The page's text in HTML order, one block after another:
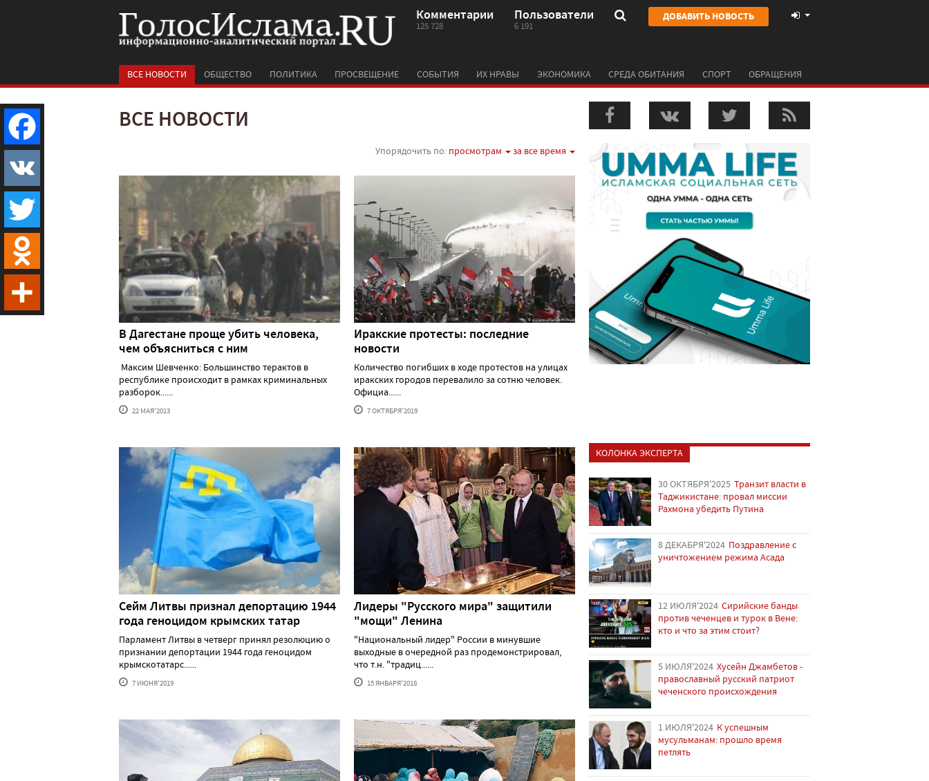
Комментарии
125 728
Пользователи
6 191
ДОБАВИТЬ НОВОСТЬ
ВСЕ НОВОСТИ ОБЩЕСТВО ПОЛИТИКА ПРОСВЕЩЕНИЕ СОБЫТИЯ ИХ НРАВЫ ЭКОНОМИКА СРЕДА ОБИТАНИЯ СПОРТ ОБРАЩЕНИЯ
ВСЕ НОВОСТИ
Упорядочить по: просмотрам за все время
В Дагестане проще убить человека,
чем объясниться с ним
Максим Шевченко: Большинство терактов в
республике происходит в рамках криминальных
разборок......
22 МАЯ'2013
Иракские протесты: последние
новости
Количество погибших в ходе протестов на улицах
иракских городов перевалило за сотню человек.
Официа......
7 ОКТЯБРЯ'2019
Сейм Литвы признал депортацию 1944
года геноцидом крымских татар
Парламент Литвы в четверг принял резолюцию о
признании депортации 1944 года геноцидом
крымскотатарс......
7 ИЮНЯ'2019
Лидеры "Русского мира" защитили
"мощи" Ленина
"Национальный лидер" России в минувшие
выходные в очередной раз продемонстрировал,
что т.н. "традиц......
15 ЯНВАРЯ'2018
КОЛОНКА ЭКСПЕРТА
30 ОКТЯБРЯ'2025 Транзит власти в
Таджикистане: провал миссии
Рахмона убедить Путина
8 ДЕКАБРЯ'2024 Поздравление с
уничтожением режима Асада
12 ИЮЛЯ'2024 Сирийские банды
против чеченцев и турок в Вене:
кто и что за этим стоит?
5 ИЮЛЯ'2024 Хусейн Джамбетов -
православный русский патриот
чеченского происхождения
1 ИЮЛЯ'2024 К успешным
мусульманам: прошло время
петлять
Facebook
VK
Twitter
Odnoklassniki